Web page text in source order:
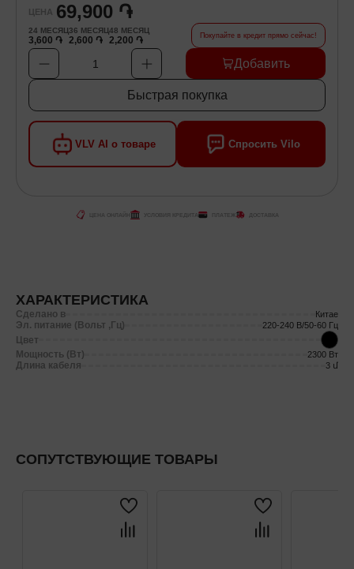
VLV AI о товаре Спросить Vilo
ЦЕНА 69,900 ֏
24 МЕСЯЦ
3,600 ֏
36 МЕСЯЦ
2,600 ֏
48 МЕСЯЦ
2,200 ֏ Покупайте в кредит прямо сейчас!
1 Добавить
Быстрая покупка
ЦЕНА ОНЛАЙН УСЛОВИЯ КРЕДИТА ПЛАТЕЖ ДОСТАВКА
ХАРАКТЕРИСТИКА
Сделано в Китае
Эл. питание (Вольт ,Гц) 220-240 В/50-60 Гц
Цвет
Мощность (Вт)
2300 Вт
Длина кабеля 3 մ
СОПУТСТВУЮЩИЕ ТОВАРЫ